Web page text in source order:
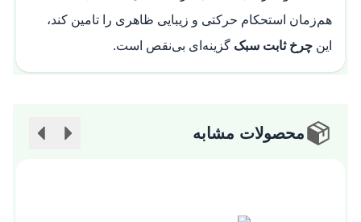
هم‌زمان استحکام حرکتی و زیبایی ظاهری را تامین کند،
این چرخ ثابت سبک گزینه‌ای بی‌نقص است.
محصولات مشابه